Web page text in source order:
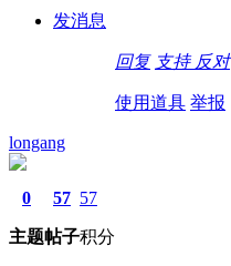
发消息
回复 支持 反对
使用道具 举报
longang
0
主题
57
帖子
57
积分